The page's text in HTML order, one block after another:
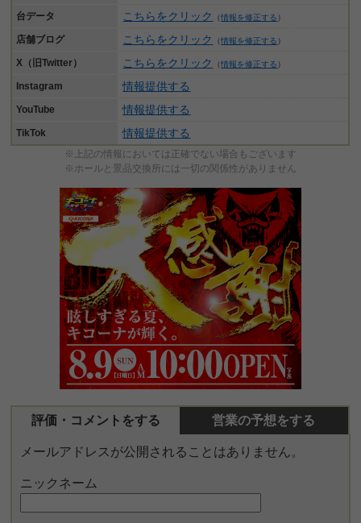
台データ こちらをクリック （情報を修正する ）
店舗ブログ こちらをクリック （情報を修正する ）
X（旧Twitter） こちらをクリック （情報を修正する ）
Instagram 情報提供する
YouTube 情報提供する
TikTok 情報提供する
※上記の情報においては正確でない場合もございます
※ホールと景品交換所には一切の関係性がありません
評価・コメントをする 営業の予想をする
メールアドレスが公開されることはありません。
ニックネーム